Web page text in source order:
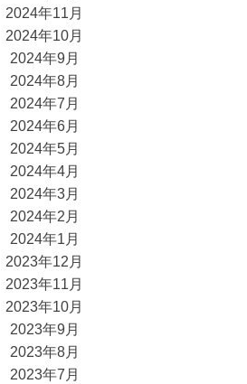
2024年11月
2024年10月
2024年9月
2024年8月
2024年7月
2024年6月
2024年5月
2024年4月
2024年3月
2024年2月
2024年1月
2023年12月
2023年11月
2023年10月
2023年9月
2023年8月
2023年7月